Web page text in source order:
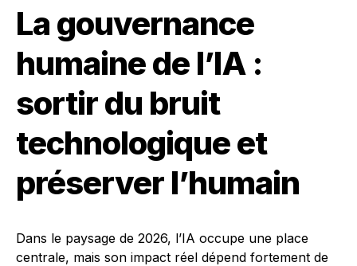
La gouvernance
humaine de l’IA :
sortir du bruit
technologique et
préserver l’humain
Dans le paysage de 2026, l’IA occupe une place
centrale, mais son impact réel dépend fortement de